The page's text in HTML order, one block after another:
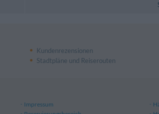
Kundenrezensionen
Stadtpläne und Reiserouten
Impressum